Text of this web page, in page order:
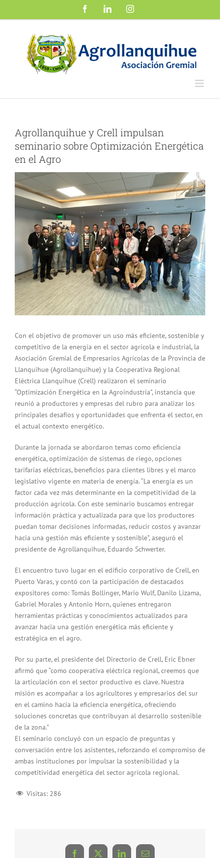
FacebookLinkedInInstagram
Agrollanquihue y Crell impulsan
seminario sobre Optimización Energética
en el Agro
Ver
imagen
más
grande
Con el objetivo de promover un uso más eficiente, sostenible y
competitivo de la energía en el sector agrícola e industrial, la
Asociación Gremial de Empresarios Agrícolas de la Provincia de
Llanquihue (Agrollanquihue) y la Cooperativa Regional
Eléctrica Llanquihue (Crell) realizaron el seminario
“Optimización Energética en la Agroindustria”, instancia que
reunió a productores y empresas del rubro para analizar los
principales desafíos y oportunidades que enfrenta el sector, en
el actual contexto energético.
Durante la jornada se abordaron temas como eficiencia
energética, optimización de sistemas de riego, opciones
tarifarias eléctricas, beneficios para clientes libres y el marco
legislativo vigente en materia de energía. “La energía es un
factor cada vez más determinante en la competitividad de la
producción agrícola. Con este seminario buscamos entregar
información práctica y actualizada para que los productores
puedan tomar decisiones informadas, reducir costos y avanzar
hacia una gestión más eficiente y sostenible”, aseguró el
presidente de Agrollanquihue, Eduardo Schwerter.
El encuentro tuvo lugar en el edificio corporativo de Crell, en
Puerto Varas, y contó con la participación de destacados
expositores como: Tomás Bollinger, Mario Wulf, Danilo Lizama,
Gabriel Morales y Antonio Horn, quienes entregaron
herramientas prácticas y conocimientos actualizados para
avanzar hacia una gestión energética más eficiente y
estratégica en el agro.
Por su parte, el presidente del Directorio de Crell, Eric Ebner
afirmó que “como cooperativa eléctrica regional, creemos que
la articulación con el sector productivo es clave. Nuestra
misión es acompañar a los agricultores y empresarios del sur
en el camino hacia la eficiencia energética, ofreciendo
soluciones concretas que contribuyan al desarrollo sostenible
de la zona.”
El seminario concluyó con un espacio de preguntas y
conversación entre los asistentes, reforzando el compromiso de
ambas instituciones por impulsar la sostenibilidad y la
competitividad energética del sector agrícola regional.
Visitas: 286